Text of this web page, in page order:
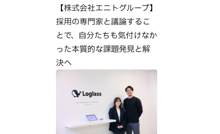
【株式会社エニトグループ】
採用の専門家と議論するこ
とで、自分たちも気付けなか
った本質的な課題発見と解
決へ